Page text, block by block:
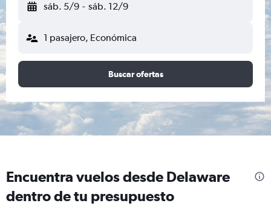
sáb. 5/9 - sáb. 12/9
1 pasajero, Económica
Buscar ofertas
Encuentra vuelos desde Delaware
dentro de tu presupuesto